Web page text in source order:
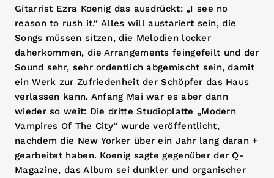
Gitarrist Ezra Koenig das ausdrückt: „I see no
reason to rush it.“ Alles will austariert sein, die
Songs müssen sitzen, die Melodien locker
daherkommen, die Arrangements feingefeilt und der
Sound sehr, sehr ordentlich abgemischt sein, damit
ein Werk zur Zufriedenheit der Schöpfer das Haus
verlassen kann. Anfang Mai war es aber dann
wieder so weit: Die dritte Studioplatte „Modern
Vampires Of The City“ wurde veröffentlicht,
nachdem die New Yorker über ein Jahr lang daran +
gearbeitet haben. Koenig sagte gegenüber der Q-
Magazine, das Album sei dunkler und organischer